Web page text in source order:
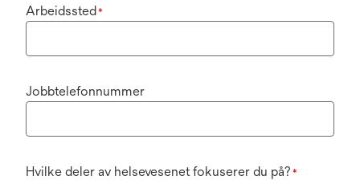
Arbeidssted*
Jobbtelefonnummer
Hvilke deler av helsevesenet fokuserer du på? *